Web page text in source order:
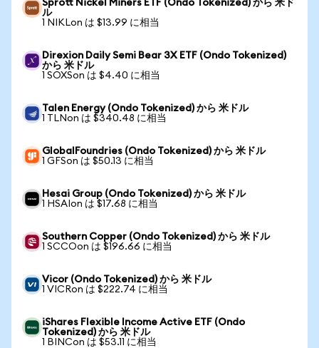
Sprott Nickel Miners ETF (Ondo Tokenized) から 米ド
ル
1 NIKLon は $13.99 に相当
Direxion Daily Semi Bear 3X ETF (Ondo Tokenized)
から 米ドル
1 SOXSon は $4.40 に相当
Talen Energy (Ondo Tokenized) から 米ドル
1 TLNon は $340.48 に相当
GlobalFoundries (Ondo Tokenized) から 米ドル
1 GFSon は $50.13 に相当
Hesai Group (Ondo Tokenized) から 米ドル
1 HSAIon は $17.68 に相当
Southern Copper (Ondo Tokenized) から 米ドル
1 SCCOon は $196.66 に相当
Vicor (Ondo Tokenized) から 米ドル
1 VICRon は $222.74 に相当
iShares Flexible Income Active ETF (Ondo
Tokenized) から 米ドル
1 BINCon は $53.11 に相当